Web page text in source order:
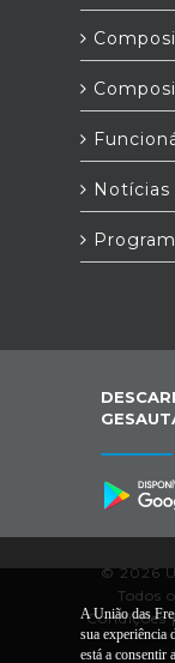
Notícias
© 2026
Todos
Condições
A União das
sua experiência
está a consentir